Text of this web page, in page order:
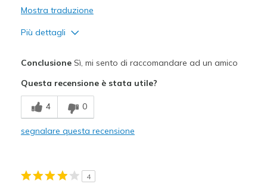
Mostra traduzione
Più dettagli
Durable
Stylish
ConclusioneSì, mi sento di raccomandare ad un amico
Questa recensione è stata utile?
4 0
segnalare questa recensione
4